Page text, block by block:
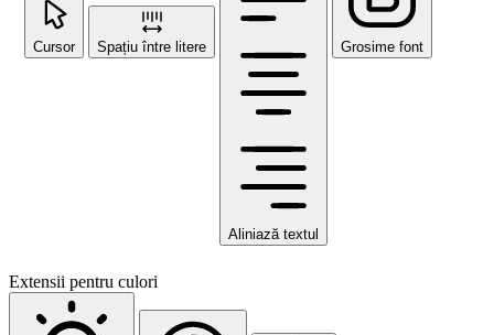
Cursor Spațiu între litere
Aliniază textul
Grosime font
Extensii pentru culori